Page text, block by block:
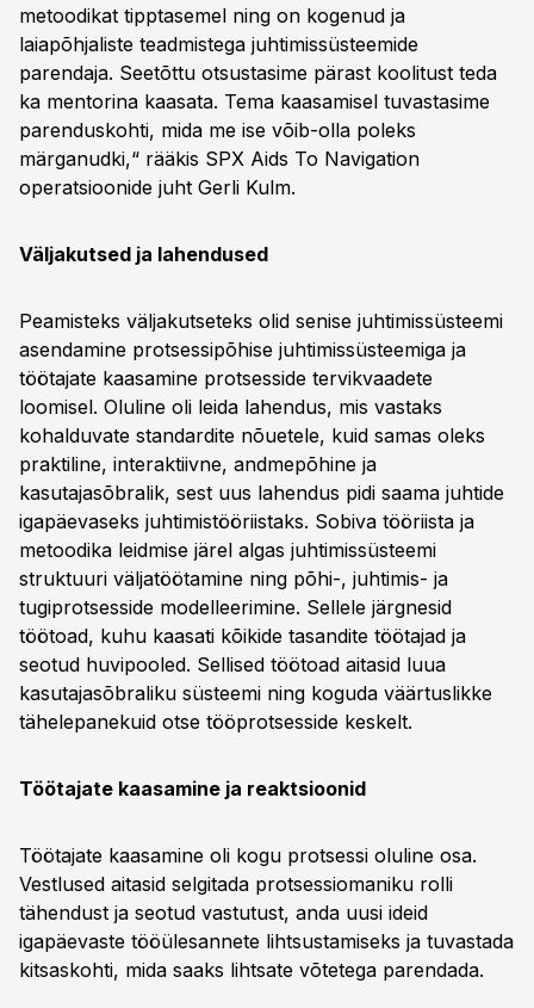
metoodikat tipptasemel ning on kogenud ja
laiapõhjaliste teadmistega juhtimissüsteemide
parendaja. Seetõttu otsustasime pärast koolitust teda
ka mentorina kaasata. Tema kaasamisel tuvastasime
parenduskohti, mida me ise võib-olla poleks
märganudki,“ rääkis SPX Aids To Navigation
operatsioonide juht Gerli Kulm.
Väljakutsed ja lahendused
Peamisteks väljakutseteks olid senise juhtimissüsteemi
asendamine protsessipõhise juhtimissüsteemiga ja
töötajate kaasamine protsesside tervikvaadete
loomisel. Oluline oli leida lahendus, mis vastaks
kohalduvate standardite nõuetele, kuid samas oleks
praktiline, interaktiivne, andmepõhine ja
kasutajasõbralik, sest uus lahendus pidi saama juhtide
igapäevaseks juhtimistööriistaks. Sobiva tööriista ja
metoodika leidmise järel algas juhtimissüsteemi
struktuuri väljatöötamine ning põhi-, juhtimis- ja
tugiprotsesside modelleerimine. Sellele järgnesid
töötoad, kuhu kaasati kõikide tasandite töötajad ja
seotud huvipooled. Sellised töötoad aitasid luua
kasutajasõbraliku süsteemi ning koguda väärtuslikke
tähelepanekuid otse tööprotsesside keskelt.
Töötajate kaasamine ja reaktsioonid
Töötajate kaasamine oli kogu protsessi oluline osa.
Vestlused aitasid selgitada protsessiomaniku rolli
tähendust ja seotud vastutust, anda uusi ideid
igapäevaste tööülesannete lihtsustamiseks ja tuvastada
kitsaskohti, mida saaks lihtsate võtetega parendada.